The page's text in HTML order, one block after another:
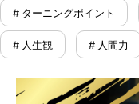
# ターニングポイント
# 人生観 # 人間力